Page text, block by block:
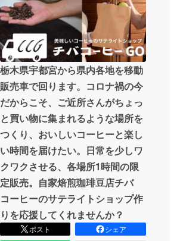
映像・映画
ビジネス・起業
まちづくり・地域活性化
CAMPFIRE for Social Good
CAMPFIREふるさと納税 machi-ya
栃木県宇都宮から県内各地を移動
販売車で回ります。コロナ禍の今
だからこそ、ご近所さんがちょっ
と買い物に集まれるような場所を
つくり、おいしいコーヒーと楽し
い時間を届けたい。日常を少しワ
クワクさせる、各場所1時間の限
定販売。自家焙煎珈琲豆店チバ
コーヒーのサテライトショップ作
りを応援してくれませんか？
ポスト
シェア